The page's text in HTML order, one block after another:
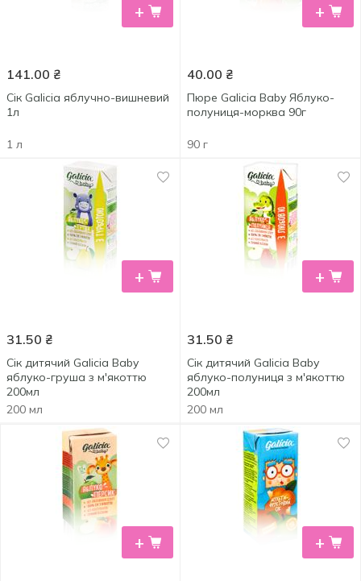
+
141.00 ₴
Сік Galicia яблучно-вишневий
1л
1 л
+
40.00 ₴
Пюре Galicia Baby Яблуко-
полуниця-морква 90г
90 г
+
31.50 ₴
Сік дитячий Galicia Baby
яблуко-груша з м'якоттю
200мл
200 мл
+
31.50 ₴
Сік дитячий Galicia Baby
яблуко-полуниця з м'якоттю
200мл
200 мл
+ +